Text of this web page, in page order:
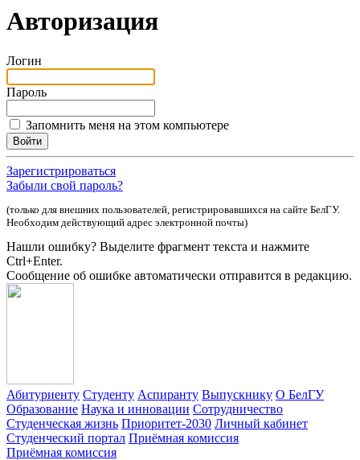
Авторизация
Логин
Пароль
Запомнить меня на этом компьютере
Зарегистрироваться
Забыли свой пароль?
(только для внешних пользователей, регистрировавшихся на сайте БелГУ.
Необходим действующий адрес электронной почты)
Нашли ошибку? Выделите фрагмент текста и нажмите
Ctrl+Enter.
Сообщение об ошибке автоматически отправится в редакцию.
Абитуриенту Студенту Аспиранту Выпускнику О БелГУ
Образование Наука и инновации Сотрудничество
Студенческая жизнь Приоритет-2030 Личный кабинет
Студенческий портал Приёмная комиссия
Приёмная комиссия